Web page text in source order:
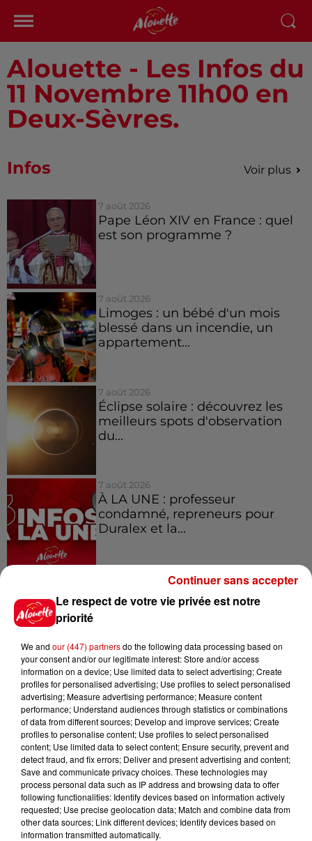
Alouette - Les Infos du
11 Novembre 11h00 en
Deux-Sèvres.
Infos Voir plus
7 août 2026
Pape Léon XIV en France : quel
est son programme ?
7 août 2026
Limoges : un bébé d'un mois
blessé dans un incendie, un
appartement...
7 août 2026
Éclipse solaire : découvrez les
meilleurs spots d'observation
du...
7 août 2026
À LA UNE : professeur
condamné, repreneurs pour
Duralex et la...
Jeux Voir plus
Le Duel - Gagnez vos entrées
pour l'un des zoos de nos
régions !
Destination Vacances - Gagnez
votre séjour en famille au cœur
de la...
Destination Vacances : inscrivez-
Le respect de votre vie privée est notre
priorité
We and our (447) partnersdo the following data processing based on
your consent and/or our legitimate interest: Store and/or access
information on a device; Use limited data to select advertising; Create
profiles for personalised advertising; Use profiles to select personalised
advertising; Measure advertising performance; Measure content
performance; Understand audiences through statistics or combinations
of data from different sources; Develop and improve services; Create
profiles to personalise content; Use profiles to select personalised
content; Use limited data to select content; Ensure security, prevent and
detect fraud, and fix errors; Deliver and present advertising and content;
Save and communicate privacy choices. These technologies may
process personal data such as IP address and browsing data to offer
following functionalities: Identify devices based on information actively
requested; Use precise geolocation data; Match and combine data from
other data sources; Link different devices; Identify devices based on
information transmitted automatically.
Continuer sans accepter